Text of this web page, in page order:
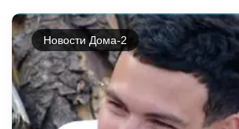
Новости Дома-2